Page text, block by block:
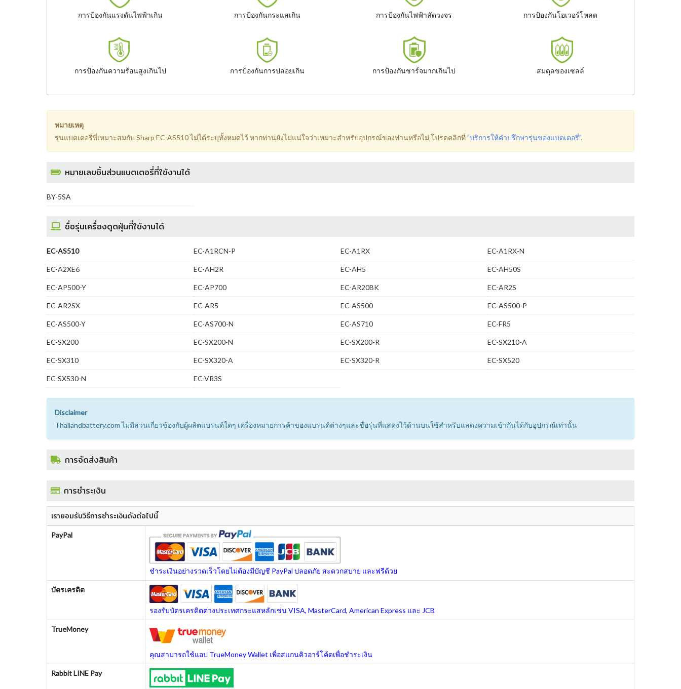
การป้องกันแรงดันไฟฟ้าเกิน การป้องกันกระแสเกิน การป้องกันไฟฟ้าลัดวงจร การป้องกันโอเวอร์โหลด
การป้องกันความร้อนสูงเกินไป การป้องกันการปล่อยเกิน การป้องกันชาร์จมากเกินไป สมดุลของเซลล์
หมายเหตุ
รุ่นแบตเตอรี่ที่เหมาะสมกับ Sharp EC-AS510 ไม่ได้ระบุทั้งหมดไว้ หากท่านยังไม่แน่ใจว่าเหมาะสำหรับอุปกรณ์ของท่านหรือไม่ โปรดคลิกที่"บริการให้คำปรึกษารุ่นของแบตเตอรี่".
หมายเลขชิ้นส่วนแบตเตอรี่ที่ใช้งานได้
BY-5SA
ชื่อรุ่นเครื่องดูดฝุ่นที่ใช้งานได้
EC-AS510 EC-A1RCN-P EC-A1RX EC-A1RX-N
EC-A2XE6 EC-AH2R EC-AH5 EC-AH50S
EC-AP500-Y EC-AP700 EC-AR20BK EC-AR2S
EC-AR2SX EC-AR5 EC-AS500 EC-AS500-P
EC-AS500-Y EC-AS700-N EC-AS710 EC-FR5
EC-SX200 EC-SX200-N EC-SX200-R EC-SX210-A
EC-SX310 EC-SX320-A EC-SX320-R EC-SX520
EC-SX530-N EC-VR3S
Disclaimer
Thailandbattery.com ไม่มีส่วนเกี่ยวข้องกับผู้ผลิตแบรนด์ใดๆ เครื่องหมายการค้าของแบรนด์ต่างๆและชื่อรุ่นที่แสดงไว้ด้านบนใช้สำหรับแสดงความเข้ากันได้กับอุปกรณ์เท่านั้น
การจัดส่งสินค้า
การชำระเงิน
เรายอมรับวิธีการชำระเงินดังต่อไปนี้
PayPal
ชำระเงินอย่างรวดเร็วโดยไม่ต้องมีบัญชี PayPal ปลอดภัย สะดวกสบาย และฟรีด้วย
บัตรเครดิต
รองรับบัตรเครดิตต่างประเทศกระแสหลักเช่น VISA, MasterCard, American Express และ JCB
TrueMoney
คุณสามารถใช้แอป TrueMoney Wallet เพื่อสแกนคิวอาร์โค้ดเพื่อชำระเงิน
Rabbit LINE Pay